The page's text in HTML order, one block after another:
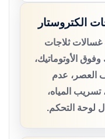
الكتروستار
ثلاجات
وفوق الأوتوماتيك،
عدم
تسريب المياه،
لوحة التحكم.